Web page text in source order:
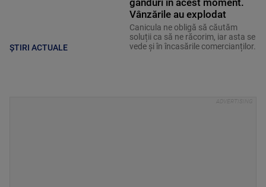
ȘTIRI ACTUALE
gânduri în acest moment.
Vânzările au explodat
Canicula ne obligă să căutăm
soluții ca să ne răcorim, iar asta se
vede și în încasările comercianților.